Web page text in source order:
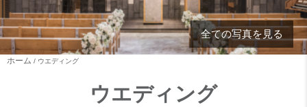
全ての写真を見る
ホーム ウエディング
ウエディング